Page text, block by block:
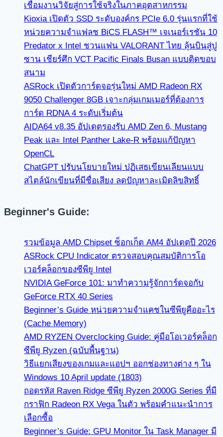
เชื่อมงานวิจัยสู่การใช้จริงในภาคอุตสาหกรรม
Kioxia เปิดตัว SSD ระดับองค์กร PCIe 6.0 รุ่นแรกที่ใช้
หน่วยความจำแฟลช BiCS FLASH™ เจเนอร์เรชัน 10
Predator x Intel ชวนแฟน VALORANT ไทย ลุ้นบินสู่ปู
ซาน เชียร์ศึก VCT Pacific Finals Busan แบบติดขอบ
สนาม
ASRock เปิดตัวการ์ดจอรุ่นใหม่ AMD Radeon RX
9050 Challenger 8GB เจาะกลุ่มเกมเมอร์ที่ต้องการ
การ์ด RDNA 4 ระดับเริ่มต้น
AIDA64 v8.35 อัปเดตรองรับ AMD Zen 6, Mustang
Peak และ Intel Panther Lake-R พร้อมแก้ปัญหา
OpenCL
ChatGPT ปรับนโยบายใหม่ ปฏิเสธเขียนเลียนแบบ
สไตล์นักเขียนที่มีชื่อเสียง ลดปัญหาละเมิดลิขสิทธิ์
Beginner's Guide:
รวมข้อมูล AMD Chipset ซ็อกเก็ต AM4 อัปเดตปี 2026
ASRock CPU Indicator ตรวจสอบคุณสมบัติการโอ
เวอร์คล็อกของซีพียู Intel
NVIDIA GeForce 101: มาทำความรู้จักการ์ดจอกับ
GeForce RTX 40 Series
Beginner’s Guide หน่วยความจำแคชในซีพียูคืออะไร
(Cache Memory)
AMD RYZEN Overclocking Guide: คู่มือโอเวอร์คล็อก
ซีพียู Ryzen (ฉบับพื้นฐาน)
วิธีแยกเสียงของเกมและแอปฯ ออกช่องทางต่าง ๆ ใน
Windows 10 April update (1803)
ถอดรหัส Raven Ridge ซีพียู Ryzen 2000G Series ที่มี
กราฟิก Radeon RX Vega ในตัว พร้อมคำแนะนำการ
เลือกซื้อ
Beginner’s Guide: GPU Monitor ใน Task Manager มี